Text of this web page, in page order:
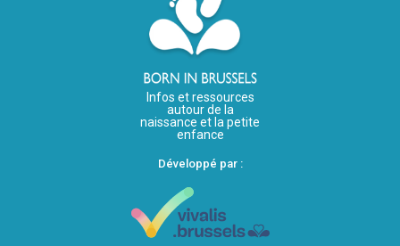
Infos et ressources
autour de la
naissance et la petite
enfance
Développé par :